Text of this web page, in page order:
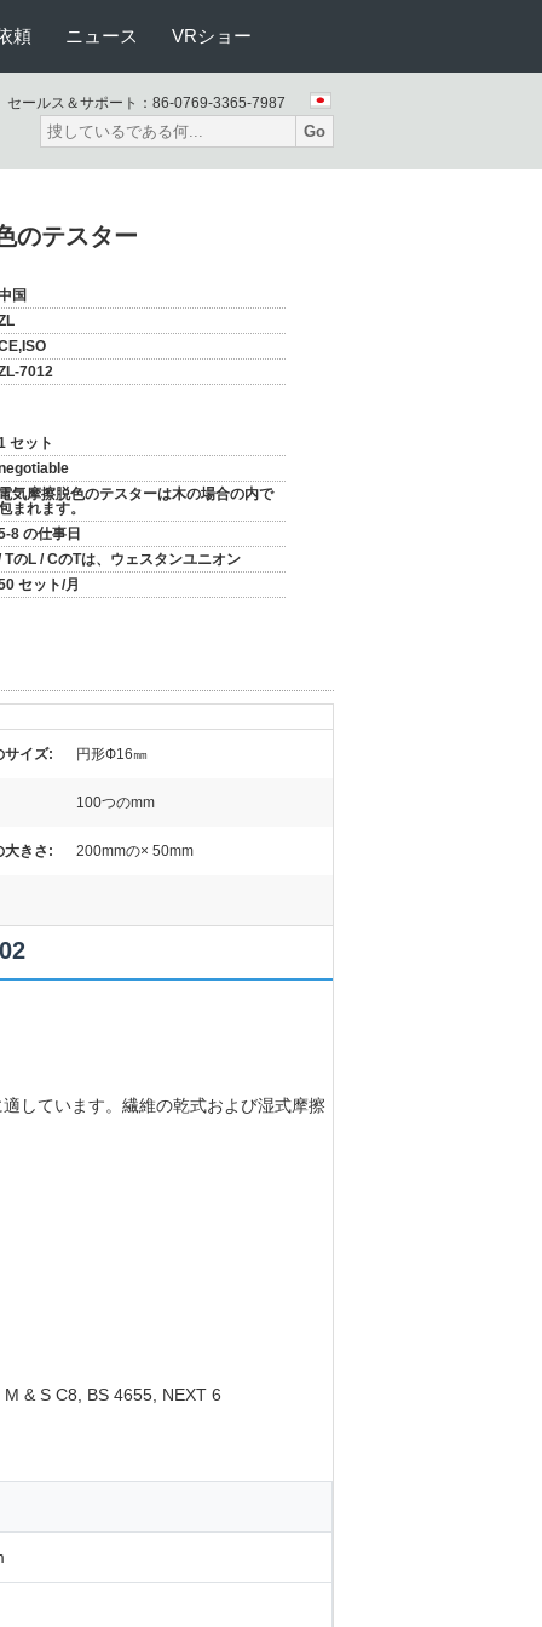
頼 ニュース VRショー
セールス＆サポート： 86-0769-3365-7987
Go
のテスター
国
7012
セット
気摩擦脱色のテスターは木の場合の内で
まれます。
8 の仕事日
TのL / CのTは、ウェスタンユニオン
セット/月
サイズ: 円形Ф16㎜
100つのmm
大きさ: 200mmの× 50mm
しています。繊維の乾式および湿式摩擦
& S C8, BS 4655, NEXT 6